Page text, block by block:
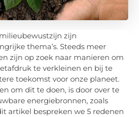
zijn
thema’s. Steeds meer
zijn op zoek naar manieren om
te verkleinen en bij te
toekomst voor onze planeet.
om dit te doen, is door over te
energiebronnen, zoals
artikel bespreken we 5 redenen